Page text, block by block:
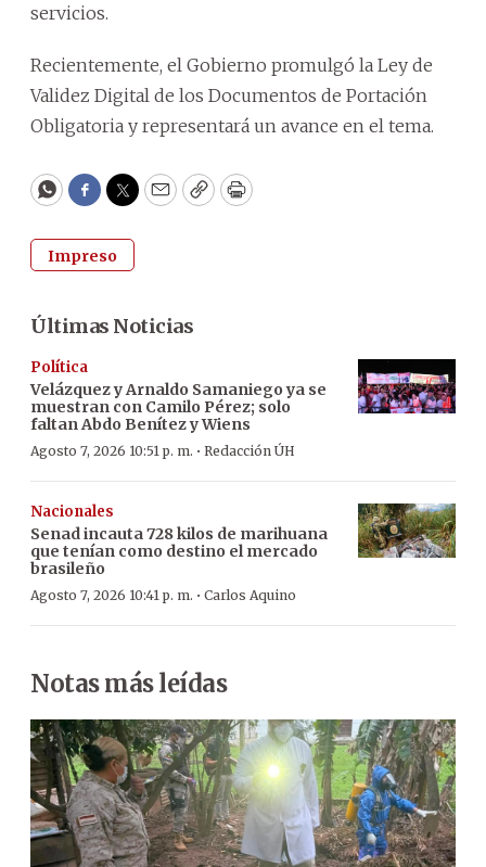
servicios.
Recientemente, el Gobierno promulgó la Ley de
Validez Digital de los Documentos de Portación
Obligatoria y representará un avance en el tema.
WhatsApp
Facebook
Twitter
EmailCopyPrint
Impreso
Últimas Noticias
Política
Velázquez y Arnaldo Samaniego ya se
muestran con Camilo Pérez; solo
faltan Abdo Benítez y Wiens
Agosto 7, 2026 10:51 p. m. · Redacción ÚH
Nacionales
Senad incauta 728 kilos de marihuana
que tenían como destino el mercado
brasileño
Agosto 7, 2026 10:41 p. m. · Carlos Aquino
Notas más leídas